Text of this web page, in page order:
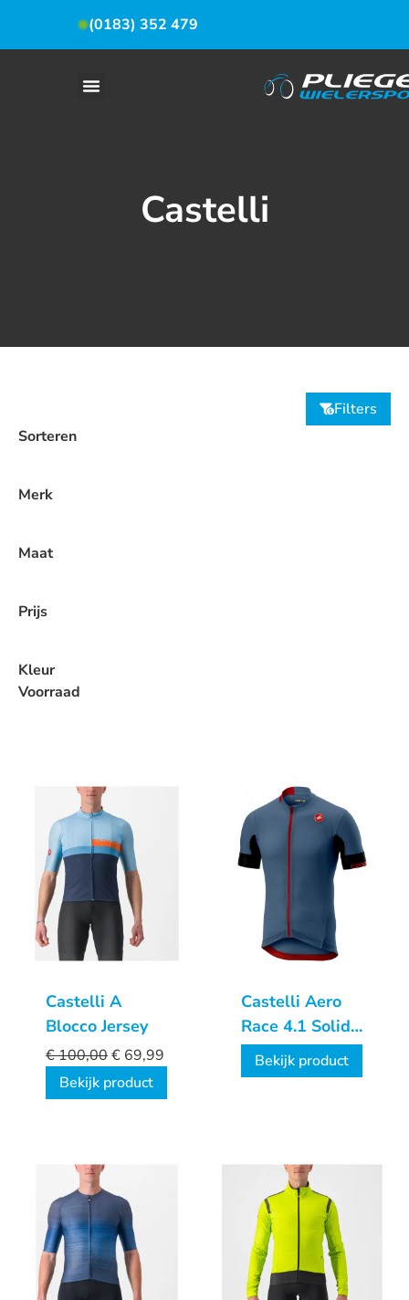
(0183) 352 479
Castelli
Filters
Sorteren
Merk
Maat
Prijs
Kleur
Voorraad
Castelli A
Blocco Jersey
€100,00€ 69,99
Bekijk product
Castelli Aero
Race 4.1 Solid
Jersey
Bekijk product